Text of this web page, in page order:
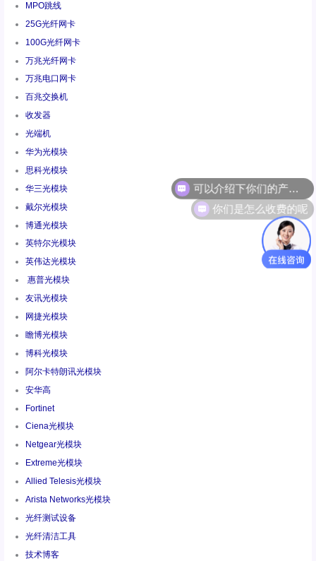
MPO跳线
25G光纤网卡
100G光纤网卡
万兆光纤网卡
万兆电口网卡
百兆交换机
收发器
光端机
华为光模块
思科光模块
华三光模块
戴尔光模块
博通光模块
英特尔光模块
英伟达光模块
惠普光模块
友讯光模块
网捷光模块
瞻博光模块
博科光模块
阿尔卡特朗讯光模块
安华高
Fortinet
Ciena光模块
Netgear光模块
Extreme光模块
Allied Telesis光模块
Arista Networks光模块
光纤测试设备
光纤清洁工具
技术博客
你们是怎么收费的呢